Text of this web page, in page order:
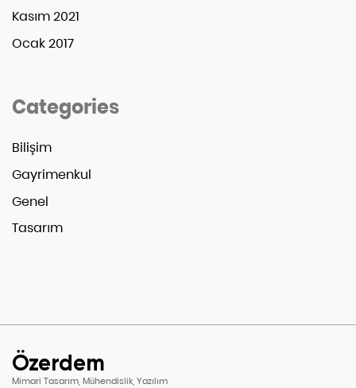
Kasım 2021
Ocak 2017
Categories
Bilişim
Gayrimenkul
Genel
Tasarım
Özerdem
Mimari Tasarım, Mühendislik, Yazılım